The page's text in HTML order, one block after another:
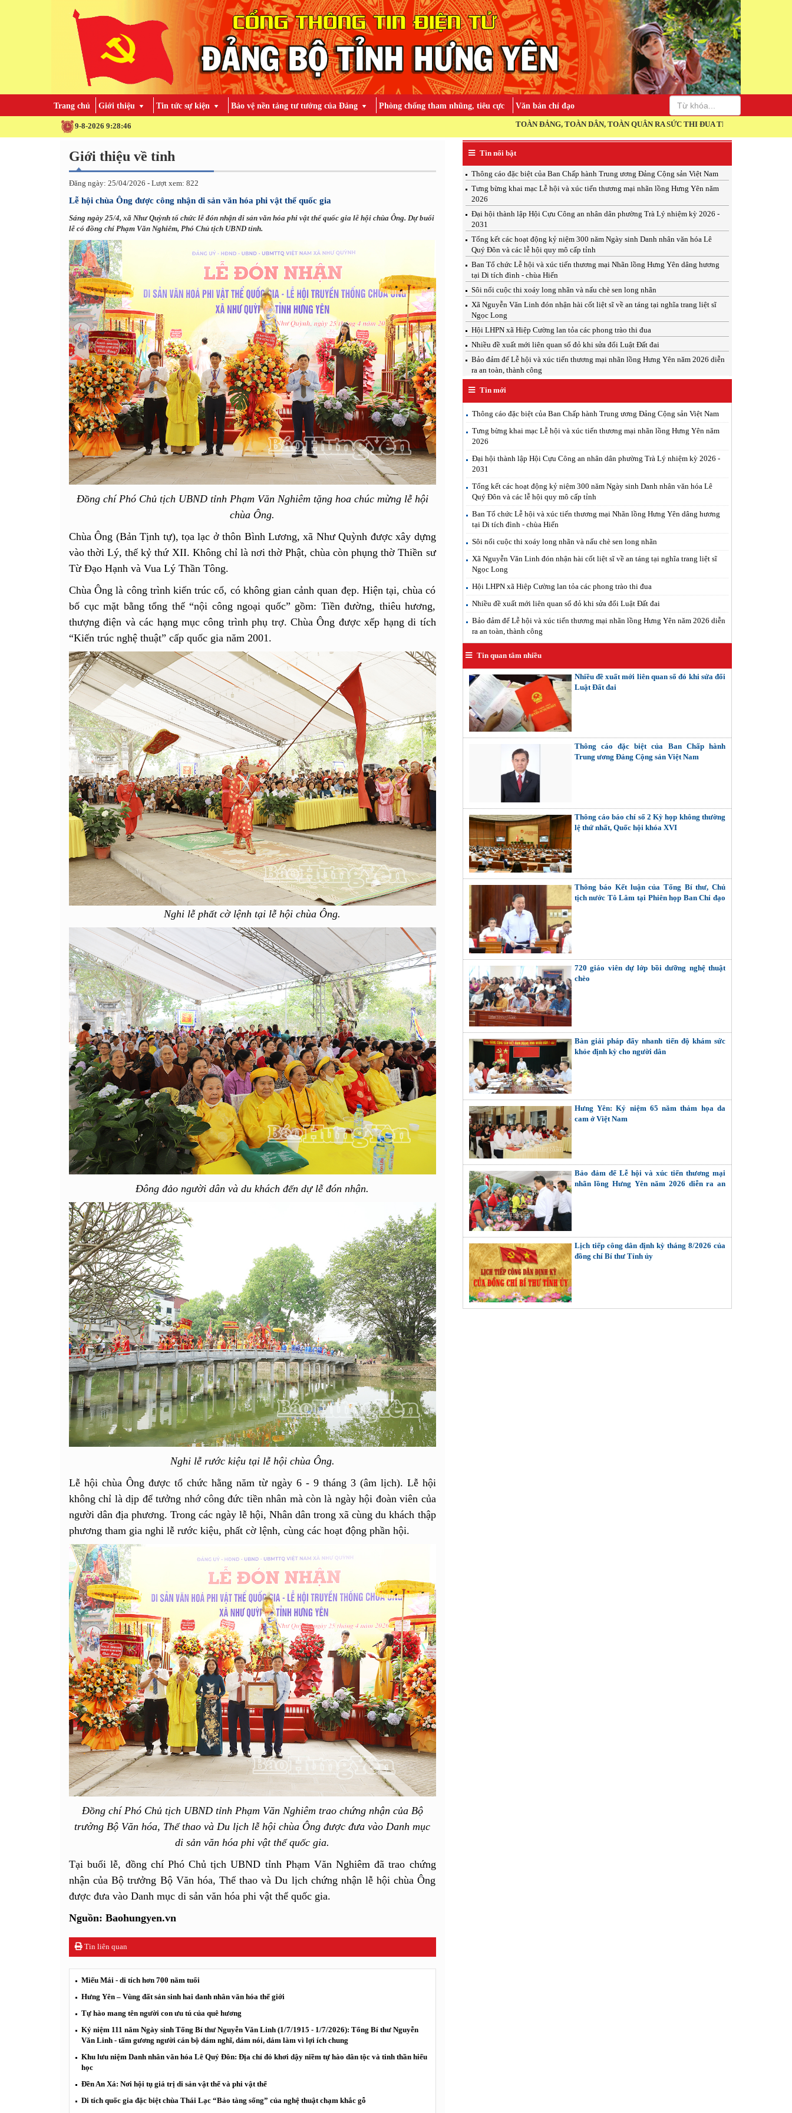
Trang chủ Giới thiệu Tin tức sự kiện Bảo vệ nền tảng tư tưởng của Đảng Phòng chống tham nhũng, tiêu cực Văn bản chỉ đạo
9-8-2026 9:28:48 TOÀN ĐẢNG, TOÀN DÂN, TOÀN QUÂN RA SỨC THI ĐUA THỰC HIỆN THẮNG LỢI NGHỊ
Giới thiệu về tỉnh
Đăng ngày: 25/04/2026 - Lượt xem: 822
Lễ hội chùa Ông được công nhận di sản văn hóa phi vật thể quốc gia
Sáng ngày 25/4, xã Như Quỳnh tổ chức lễ đón nhận di sản văn hóa phi vật thể quốc gia lễ hội chùa Ông. Dự buổi
lễ có đồng chí Phạm Văn Nghiêm, Phó Chủ tịch UBND tỉnh.
Đồng chí Phó Chủ tịch UBND tỉnh Phạm Văn Nghiêm tặng hoa chúc mừng lễ hội
chùa Ông.
Chùa Ông (Bản Tịnh tự), tọa lạc ở thôn Bình Lương, xã Như Quỳnh được xây dựng
vào thời Lý, thế kỷ thứ XII. Không chỉ là nơi thờ Phật, chùa còn phụng thờ Thiền sư
Từ Đạo Hạnh và Vua Lý Thần Tông.
Chùa Ông là công trình kiến trúc cổ, có không gian cảnh quan đẹp. Hiện tại, chùa có
bố cục mặt bằng tổng thể “nội công ngoại quốc” gồm: Tiền đường, thiêu hương,
thượng điện và các hạng mục công trình phụ trợ. Chùa Ông được xếp hạng di tích
“Kiến trúc nghệ thuật” cấp quốc gia năm 2001.
Nghi lễ phất cờ lệnh tại lễ hội chùa Ông.
Đông đảo người dân và du khách đến dự lễ đón nhận.
Nghi lễ rước kiệu tại lễ hội chùa Ông.
Lễ hội chùa Ông được tổ chức hằng năm từ ngày 6 - 9 tháng 3 (âm lịch). Lễ hội
không chỉ là dịp để tưởng nhớ công đức tiền nhân mà còn là ngày hội đoàn viên của
người dân địa phương. Trong các ngày lễ hội, Nhân dân trong xã cùng du khách thập
phương tham gia nghi lễ rước kiệu, phất cờ lệnh, cùng các hoạt động phần hội.
Đồng chí Phó Chủ tịch UBND tỉnh Phạm Văn Nghiêm trao chứng nhận của Bộ
trưởng Bộ Văn hóa, Thể thao và Du lịch lễ hội chùa Ông được đưa vào Danh mục
di sản văn hóa phi vật thể quốc gia.
Tại buổi lễ, đồng chí Phó Chủ tịch UBND tỉnh Phạm Văn Nghiêm đã trao chứng
nhận của Bộ trưởng Bộ Văn hóa, Thể thao và Du lịch chứng nhận lễ hội chùa Ông
được đưa vào Danh mục di sản văn hóa phi vật thể quốc gia.
Nguồn: Baohungyen.vn
Tin liên quan
Miếu Mái - di tích hơn 700 năm tuổi
Hưng Yên – Vùng đất sản sinh hai danh nhân văn hóa thế giới
Tự hào mang tên người con ưu tú của quê hương
Kỷ niệm 111 năm Ngày sinh Tổng Bí thư Nguyễn Văn Linh (1/7/1915 - 1/7/2026): Tổng Bí thư Nguyễn
Văn Linh - tấm gương người cán bộ dám nghĩ, dám nói, dám làm vì lợi ích chung
Khu lưu niệm Danh nhân văn hóa Lê Quý Đôn: Địa chỉ đỏ khơi dậy niềm tự hào dân tộc và tinh thần hiếu
học
Đền An Xá: Nơi hội tụ giá trị di sản vật thể và phi vật thể
Di tích quốc gia đặc biệt chùa Thái Lạc “Bảo tàng sống” của nghệ thuật chạm khắc gỗ
Tin nổi bật
Thông cáo đặc biệt của Ban Chấp hành Trung ương Đảng Cộng sản Việt Nam
Tưng bừng khai mạc Lễ hội và xúc tiến thương mại nhãn lồng Hưng Yên năm
2026
Đại hội thành lập Hội Cựu Công an nhân dân phường Trà Lý nhiệm kỳ 2026 -
2031
Tổng kết các hoạt động kỷ niệm 300 năm Ngày sinh Danh nhân văn hóa Lê
Quý Đôn và các lễ hội quy mô cấp tỉnh
Ban Tổ chức Lễ hội và xúc tiến thương mại Nhãn lồng Hưng Yên dâng hương
tại Di tích đình - chùa Hiến
Sôi nổi cuộc thi xoáy long nhãn và nấu chè sen long nhãn
Xã Nguyễn Văn Linh đón nhận hài cốt liệt sĩ về an táng tại nghĩa trang liệt sĩ
Ngọc Long
Hội LHPN xã Hiệp Cường lan tỏa các phong trào thi đua
Nhiều đề xuất mới liên quan sổ đỏ khi sửa đổi Luật Đất đai
Bảo đảm để Lễ hội và xúc tiến thương mại nhãn lồng Hưng Yên năm 2026 diễn
ra an toàn, thành công
Tin mới
Thông cáo đặc biệt của Ban Chấp hành Trung ương Đảng Cộng sản Việt Nam
Tưng bừng khai mạc Lễ hội và xúc tiến thương mại nhãn lồng Hưng Yên năm
2026
Đại hội thành lập Hội Cựu Công an nhân dân phường Trà Lý nhiệm kỳ 2026 -
2031
Tổng kết các hoạt động kỷ niệm 300 năm Ngày sinh Danh nhân văn hóa Lê
Quý Đôn và các lễ hội quy mô cấp tỉnh
Ban Tổ chức Lễ hội và xúc tiến thương mại Nhãn lồng Hưng Yên dâng hương
tại Di tích đình - chùa Hiến
Sôi nổi cuộc thi xoáy long nhãn và nấu chè sen long nhãn
Xã Nguyễn Văn Linh đón nhận hài cốt liệt sĩ về an táng tại nghĩa trang liệt sĩ
Ngọc Long
Hội LHPN xã Hiệp Cường lan tỏa các phong trào thi đua
Nhiều đề xuất mới liên quan sổ đỏ khi sửa đổi Luật Đất đai
Bảo đảm để Lễ hội và xúc tiến thương mại nhãn lồng Hưng Yên năm 2026 diễn
ra an toàn, thành công
Tin quan tâm nhiều
Nhiều đề xuất mới liên quan sổ đỏ khi sửa đổi
Luật Đất đai
Thông cáo đặc biệt của Ban Chấp hành
Trung ương Đảng Cộng sản Việt Nam
Thông cáo báo chí số 2 Kỳ họp không thường
lệ thứ nhất, Quốc hội khóa XVI
Thông báo Kết luận của Tổng Bí thư, Chủ
tịch nước Tô Lâm tại Phiên họp Ban Chỉ đạo
720 giáo viên dự lớp bồi dưỡng nghệ thuật
chèo
Bàn giải pháp đẩy nhanh tiến độ khám sức
khỏe định kỳ cho người dân
Hưng Yên: Kỷ niệm 65 năm thảm họa da
cam ở Việt Nam
Bảo đảm để Lễ hội và xúc tiến thương mại
nhãn lồng Hưng Yên năm 2026 diễn ra an
Lịch tiếp công dân định kỳ tháng 8/2026 của
đồng chí Bí thư Tỉnh ủy